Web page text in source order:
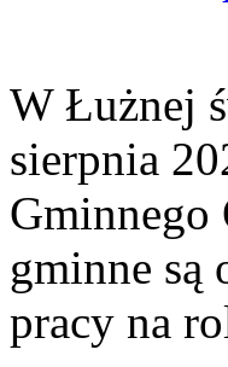
W Łużnej
sierpnia
gminne są
pracy na